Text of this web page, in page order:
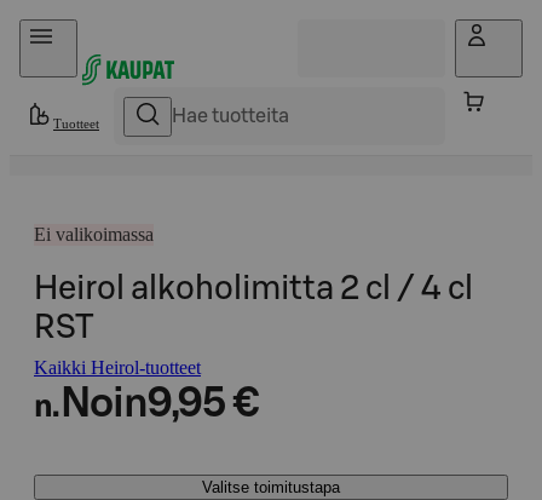
Hyppää sisältöön
Tuotteet
Ei valikoimassa
Heirol alkoholimitta 2 cl / 4 cl
RST
Kaikki Heirol-tuotteet
n. Noin9,95 €
Valitse toimitustapa